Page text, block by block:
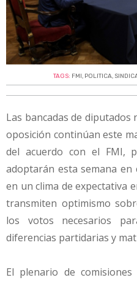
TAGS: FMI , POLITICA,
Las bancadas de diputados
oposición continúan este
del acuerdo con el FMI,
adoptarán esta semana en
en un clima de expectativa
transmiten optimismo
los votos necesarios
diferencias partidarias y
El plenario de